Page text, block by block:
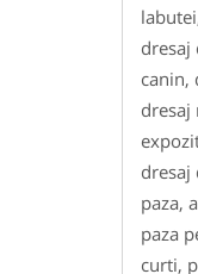
dresaj
canin,
dresaj
dresaj
paza,
paza
curti,